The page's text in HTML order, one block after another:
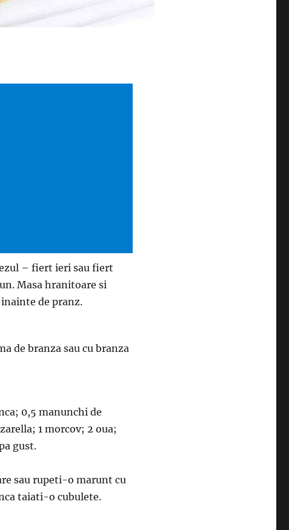
– fiert ieri sau fiert
Masa hranitoare si
de pranz.
de branza sau cu branza
0,5 manunchi de
1 morcov; 2 oua;
gust.
sau rupeti-o marunt cu
taiati-o cubulete.